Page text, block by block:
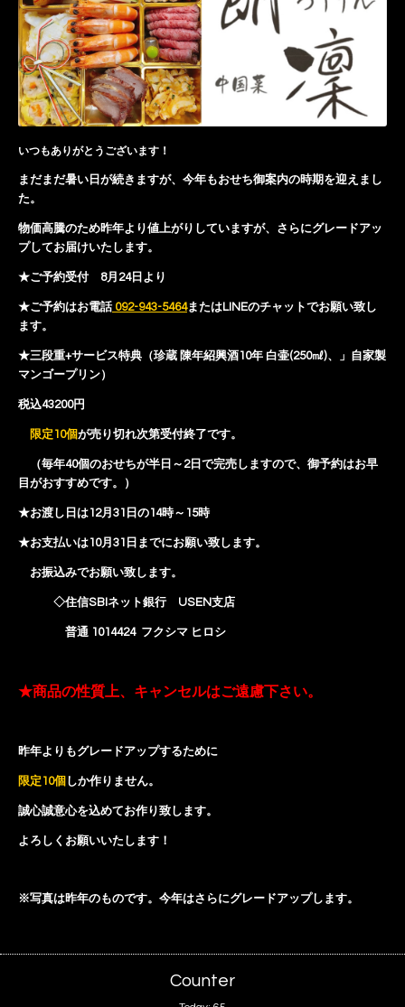
いつもありがとうございます！
まだまだ暑い日が続きますが、 今年もおせち御案内の時期を迎えまし
た。
物価高騰のため昨年より値上がりしていますが、さらにグレードアッ
プしてお届けいたします。
★ご予約受付 8月24日より
★ご予約はお電話092-943-5464またはLINEのチャットでお願い致し
ます。
★三段重+サービス特典（珍蔵 陳年紹興酒10年 白壷(250㎖)、」自家製
マンゴープリン）
税込43200円
限定10個が売り切れ次第受付終了です。
（毎年40個のおせちが半日～2日で完売しますので、御予約はお早
目がおすすめです。）
★お渡し日は12月31日の14時～15時
★お支払いは10月31日までにお願い致します。
お振込みでお願い致します。
◇住信SBIネット銀行 USEN支店
普通 1014424 フクシマ ヒロシ
★商品の性質上、キャンセルはご遠慮下さい。
昨年よりもグレードアップするために
限定10個 しか作りません。
誠心誠意心を込めてお作り致します。
よろしくお願いいたします！
※写真は昨年のものです。今年はさらにグレードアップします。
Counter